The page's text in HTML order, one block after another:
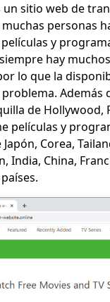
un sitio web de
personas
y
hay
lo que la
Además
de Hollywood,
películas y
Corea,
India, China,